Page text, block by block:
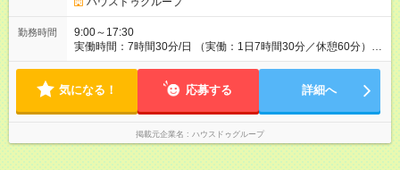
や雇用形態に差異はありません。 【試用期間】試用期間あり 試
用期間の長さ：3ヶ月 雇用形態、給与は本採用時と同じです。
勤務時間
9:00～17:30
実働時間：7時間30分/日 （実働：1日7時間30分／休憩60分）
【効率重視・スマートに稼ぐ働き方】 平均残業時間は月7.5時
いかに生産性高く行動するか」を徹底し、定時後のPC利用制限
す。
気になる！ 応募する 詳細へ
掲載元企業名 ハウスドゥグループ